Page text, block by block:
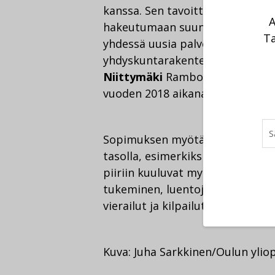
kanssa. Sen tavoitteena on
hakeutumaan suunnittelualan
yhdessä uusia palveluja ja
yhdyskuntarakenteen
Niittymäki Rambollista.
vuoden 2018 aikana tarjosimme
Sopimuksen myötä yhdessä
tasolla, esimerkiksi lisäämällä
piiriin kuuluvat myös tutkimus-
tukeminen, luentojen ja
vierailut ja kilpailut.
Kuva: Juha Sarkkinen/Oulun